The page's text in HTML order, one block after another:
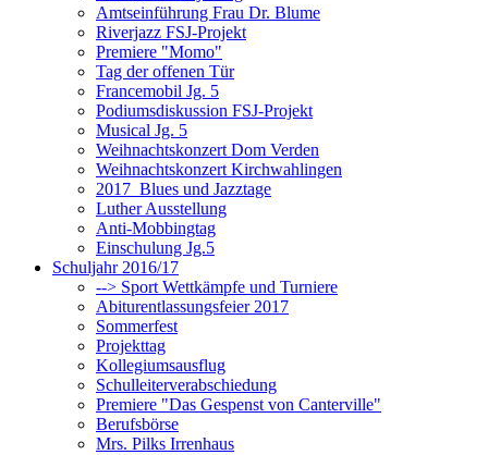
Amtseinführung Frau Dr. Blume
Riverjazz FSJ-Projekt
Premiere "Momo"
Tag der offenen Tür
Francemobil Jg. 5
Podiumsdiskussion FSJ-Projekt
Musical Jg. 5
Weihnachtskonzert Dom Verden
Weihnachtskonzert Kirchwahlingen
2017_Blues und Jazztage
Luther Ausstellung
Anti-Mobbingtag
Einschulung Jg.5
Schuljahr 2016/17
--> Sport Wettkämpfe und Turniere
Abiturentlassungsfeier 2017
Sommerfest
Projekttag
Kollegiumsausflug
Schulleiterverabschiedung
Premiere "Das Gespenst von Canterville"
Berufsbörse
Mrs. Pilks Irrenhaus